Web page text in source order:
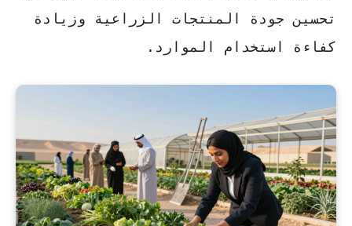
تحسين جودة المنتجات الزراعية وزيادة
كفاءة استخدام الموارد.